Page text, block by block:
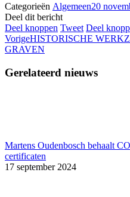
Categorieën Algemeen20
Deel dit bericht
Deel knoppen Deel
knoppen
TweetDeel
knoppen
Deel
Post
navigation
VorigeVorige
HISTORISCHE
GRAVEN
Gerelateerd nieuws
Martens Oudenbosch behaalt
certificaten
17 september 2024